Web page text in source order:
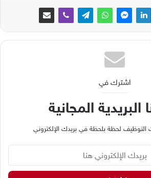
اشترك في
البريدية المجانية
التوظيف لحظة بلحظة في بريدك الإلكتروني